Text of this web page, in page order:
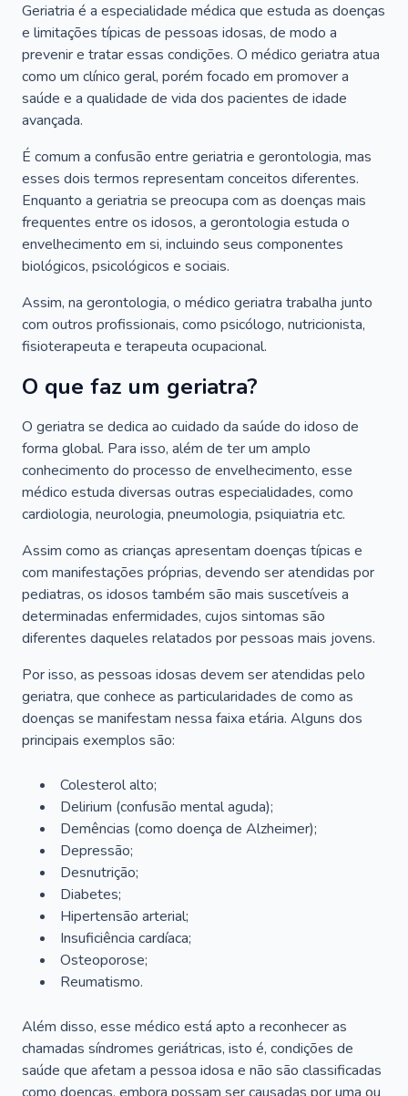
Geriatria é a especialidade médica que estuda as doenças
e limitações típicas de pessoas idosas, de modo a
prevenir e tratar essas condições. O médico geriatra atua
como um clínico geral, porém focado em promover a
saúde e a qualidade de vida dos pacientes de idade
avançada.
É comum a confusão entre geriatria e gerontologia, mas
esses dois termos representam conceitos diferentes.
Enquanto a geriatria se preocupa com as doenças mais
frequentes entre os idosos, a gerontologia estuda o
envelhecimento em si, incluindo seus componentes
biológicos, psicológicos e sociais.
Assim, na gerontologia, o médico geriatra trabalha junto
com outros profissionais, como psicólogo, nutricionista,
fisioterapeuta e terapeuta ocupacional.
O que faz um geriatra?
O geriatra se dedica ao cuidado da saúde do idoso de
forma global. Para isso, além de ter um amplo
conhecimento do processo de envelhecimento, esse
médico estuda diversas outras especialidades, como
cardiologia, neurologia, pneumologia, psiquiatria etc.
Assim como as crianças apresentam doenças típicas e
com manifestações próprias, devendo ser atendidas por
pediatras, os idosos também são mais suscetíveis a
determinadas enfermidades, cujos sintomas são
diferentes daqueles relatados por pessoas mais jovens.
Por isso, as pessoas idosas devem ser atendidas pelo
geriatra, que conhece as particularidades de como as
doenças se manifestam nessa faixa etária. Alguns dos
principais exemplos são:
Colesterol alto;
Delirium (confusão mental aguda);
Demências (como doença de Alzheimer);
Depressão;
Desnutrição;
Diabetes;
Hipertensão arterial;
Insuficiência cardíaca;
Osteoporose;
Reumatismo.
Além disso, esse médico está apto a reconhecer as
chamadas síndromes geriátricas, isto é, condições de
saúde que afetam a pessoa idosa e não são classificadas